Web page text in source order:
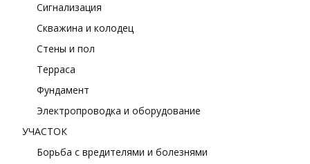
Сигнализация
Скважина и колодец
Стены и пол
Терраса
Фундамент
Электропроводка и оборудование
УЧАСТОК
Борьба с вредителями и болезнями